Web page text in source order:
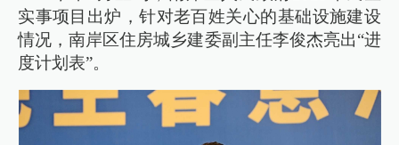
实事项目出炉，针对老百姓关心的基础设施建设
情况，南岸区住房城乡建委副主任李俊杰亮出“进
度计划表”。